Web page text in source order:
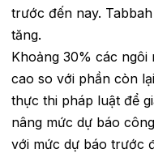
trước đến nay.
tăng.
Khoảng 30% các
cao so với phần còn
thực thi pháp luật để
nâng mức dự báo
với mức dự báo trước